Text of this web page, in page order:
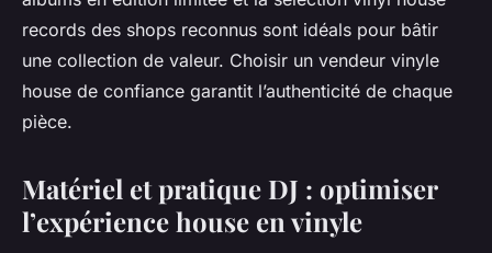
records des shops reconnus sont idéals pour bâtir
une collection de valeur. Choisir un vendeur vinyle
house de confiance garantit l’authenticité de chaque
pièce.
Matériel et pratique DJ : optimiser
l’expérience house en vinyle